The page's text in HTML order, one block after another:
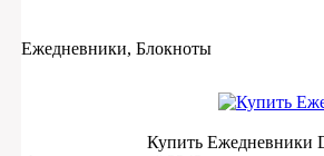
Ежедневники, Блокноты
Купить Ежедневники